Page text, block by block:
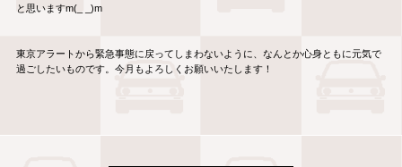
と思いますm(_ _)m
東京アラートから緊急事態に戻ってしまわないように、なんとか心身ともに元気で
過ごしたいものです。今月もよろしくお願いいたします！